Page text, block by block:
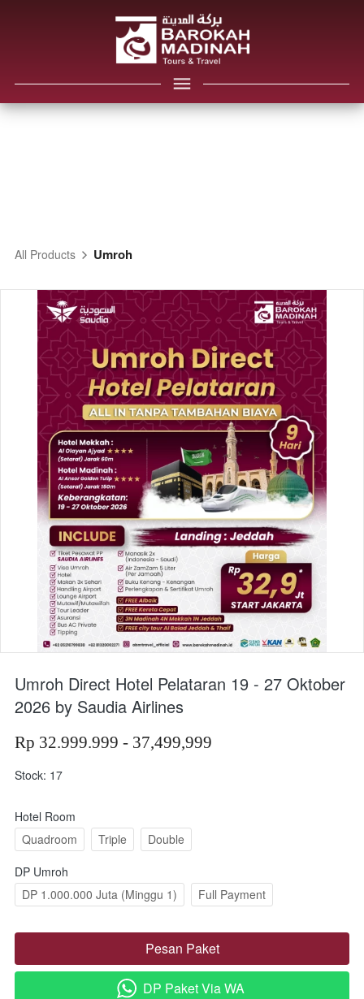
All Products Umroh
Umroh Direct Hotel Pelataran 19 - 27 Oktober
2026 by Saudia Airlines
Rp 32.999.999 - 37,499,999
Stock: 17
Hotel Room
Quadroom
Triple
Double
DP Umroh
DP 1.000.000 Juta (Minggu 1)
Full Payment
`Pesan Paket
` DP Paket Via WA